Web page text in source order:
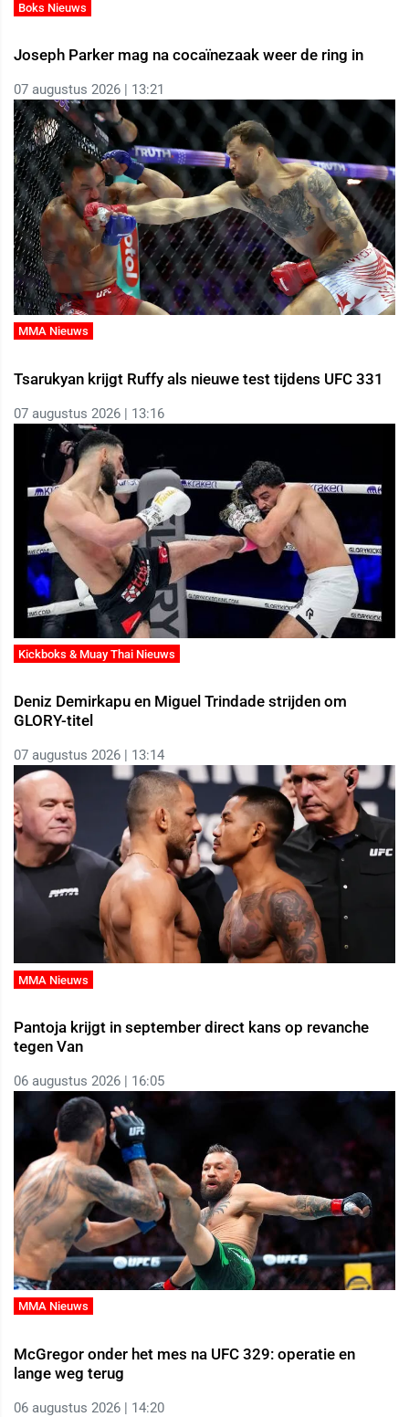
Boks Nieuws
Joseph Parker mag na cocaïnezaak weer de ring in
07 augustus 2026 | 13:21
MMA Nieuws
Tsarukyan krijgt Ruffy als nieuwe test tijdens UFC 331
07 augustus 2026 | 13:16
Kickboks & Muay Thai Nieuws
Deniz Demirkapu en Miguel Trindade strijden om
GLORY-titel
07 augustus 2026 | 13:14
MMA Nieuws
Pantoja krijgt in september direct kans op revanche
tegen Van
06 augustus 2026 | 16:05
MMA Nieuws
McGregor onder het mes na UFC 329: operatie en
lange weg terug
06 augustus 2026 | 14:20